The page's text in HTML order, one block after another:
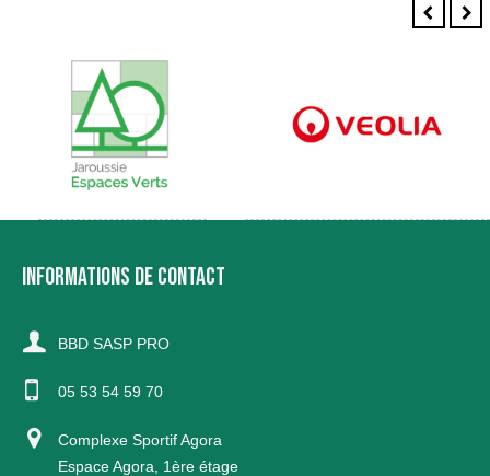
INFORMATIONS DE CONTACT
BBD SASP PRO
05 53 54 59 70
Complexe Sportif Agora
Espace Agora, 1ère étage